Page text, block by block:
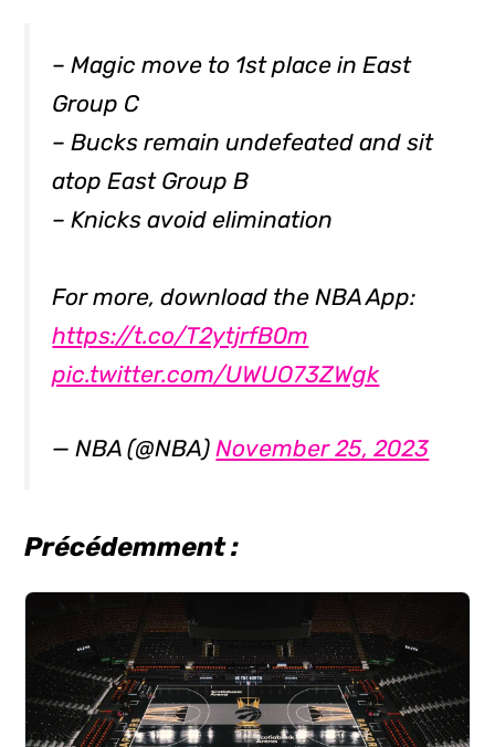
– Magic move to 1st place in East
Group C
– Bucks remain undefeated and sit
atop East Group B
– Knicks avoid elimination
For more, download the NBA App:
https://t.co/T2ytjrfB0m
pic.twitter.com/UWUO73ZWgk
— NBA (@NBA)November 25, 2023
Précédemment :